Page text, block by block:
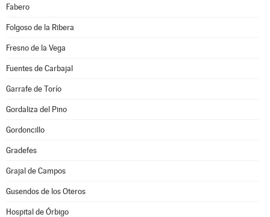
Fabero
Folgoso de la Ribera
Fresno de la Vega
Fuentes de Carbajal
Garrafe de Torío
Gordaliza del Pino
Gordoncillo
Gradefes
Grajal de Campos
Gusendos de los Oteros
Hospital de Órbigo